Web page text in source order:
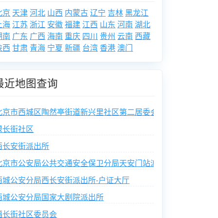
京 天津河北 山西 内蒙古辽宁 吉林黑龙江
海 江苏 浙江 安徽福建 江西 山东 河南 湖北
南 广东 广西 海南 重庆 四川 贵州 云南 西藏
西 甘肃 青海 宁夏 新疆 台湾 香港 澳门
近地图查询
京市西城区陶然亭街道新兴里社区第二居委会
长街社区
长安街派出所
京市公安局公共交通安全保卫分局天安门站派出所
城公安分局西长安街派出所-户证大厅
城公安分局国家大剧院派出所
长街社区委员会